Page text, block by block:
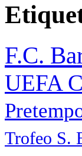
F.C.
UEFA
Trofeo S.